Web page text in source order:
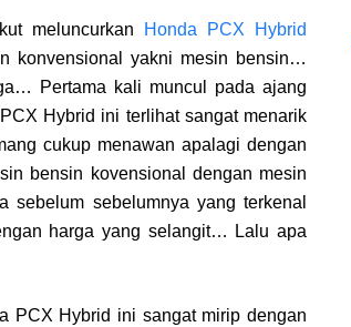
meluncurkan
Honda PCX Hybrid
konvensional yakni mesin bensin…
Pertama kali muncul pada ajang
Hybrid ini terlihat sangat menarik
cukup menawan apalagi dengan
bensin kovensional dengan mesin
sebelumnya yang terkenal
harga yang selangit… Lalu apa
PCX Hybrid ini sangat mirip dengan